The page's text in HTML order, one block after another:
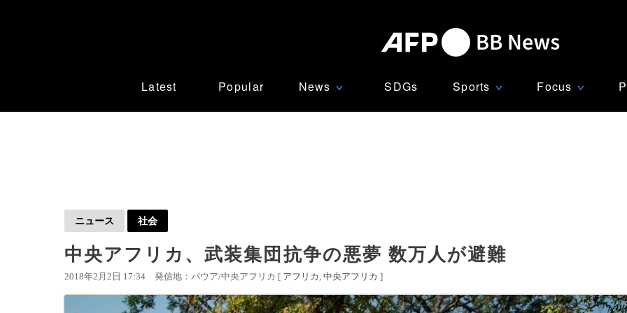
Latest Popular News ∨ SDGs Sports ∨ Focus ∨
ニュース 社会
中央アフリカ、武装集団抗争の悪夢 数万人が避難
2018年2月2日 17:34 発信地：パウア/中央アフリカ [ アフリカ 中央アフリカ ]